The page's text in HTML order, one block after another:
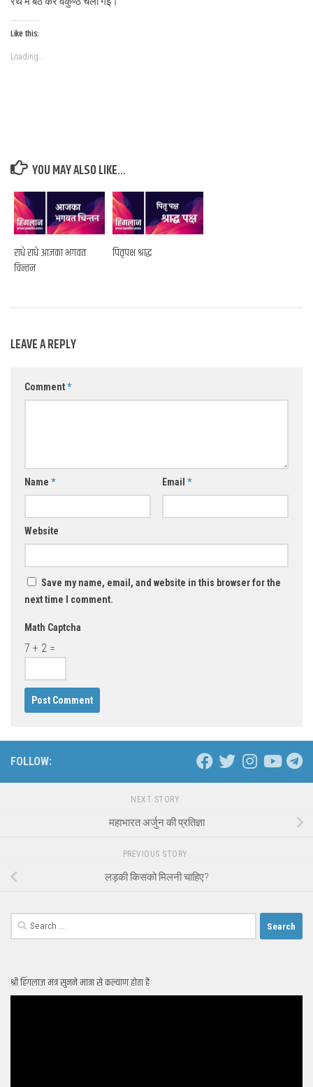
Like this:
Loading...
YOU MAY ALSO LIKE...
राधे राधे आजका भगवत
चिन्तन
पितृपक्ष श्राद्ध
LEAVE A REPLY
Comment*
Name * Email *
Website
Save my name, email, and website in this browser for the
next time I comment.
Math Captcha
7 + 2 =
FOLLOW:
NEXT STORY
महाभारत अर्जुन की प्रतिज्ञा
PREVIOUS STORY
लड़की किसको मिलनी चाहिए?
Search
for:
श्री हिंगलाज मंत्र सुनने मात्रा से कल्याण होता है